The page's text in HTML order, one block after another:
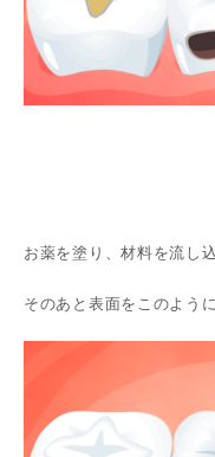
お薬を塗り、材料を流し
そのあと表面をこのよう